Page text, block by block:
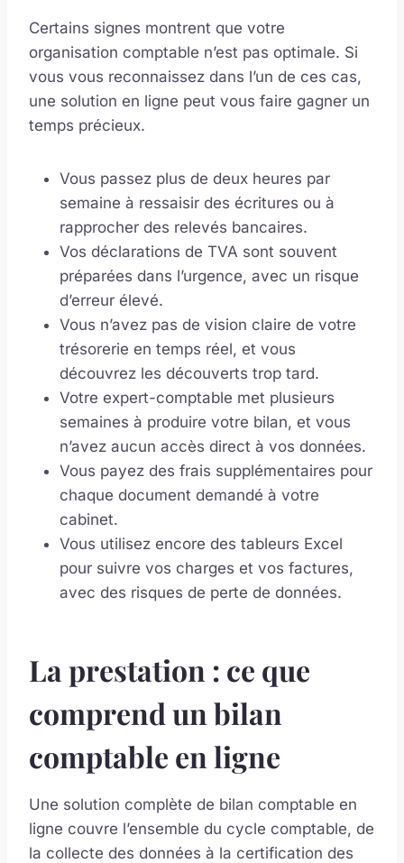
Certains signes montrent que votre
organisation comptable n’est pas optimale. Si
vous vous reconnaissez dans l’un de ces cas,
une solution en ligne peut vous faire gagner un
temps précieux.
Vous passez plus de deux heures par
semaine à ressaisir des écritures ou à
rapprocher des relevés bancaires.
Vos déclarations de TVA sont souvent
préparées dans l’urgence, avec un risque
d’erreur élevé.
Vous n’avez pas de vision claire de votre
trésorerie en temps réel, et vous
découvrez les découverts trop tard.
Votre expert-comptable met plusieurs
semaines à produire votre bilan, et vous
n’avez aucun accès direct à vos données.
Vous payez des frais supplémentaires pour
chaque document demandé à votre
cabinet.
Vous utilisez encore des tableurs Excel
pour suivre vos charges et vos factures,
avec des risques de perte de données.
La prestation : ce que
comprend un bilan
comptable en ligne
Une solution complète de bilan comptable en
ligne couvre l’ensemble du cycle comptable, de
la collecte des données à la certification des